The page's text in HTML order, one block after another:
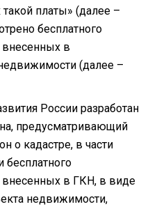
платы» (далее –
бесплатного
внесенных в
(далее –
России разработан
предусматривающий
о кадастре, в части
бесплатного
внесенных в ГКН, в виде
недвижимости,